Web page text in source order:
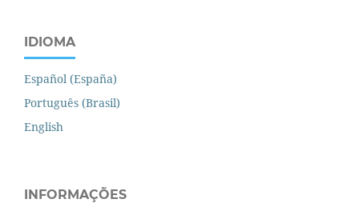
IDIOMA
Español (España)
Português (Brasil)
English
INFORMAÇÕES